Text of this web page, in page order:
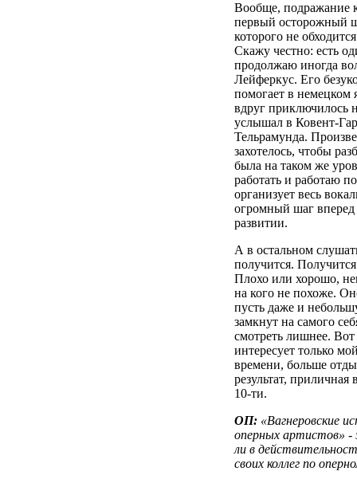
Вообще, подражание
первый осторожный
которого не
Скажу честно: есть
продолжаю иногда
Лейферкус. Его
помогает в немецком
вдруг приключилось
услышал в Ковент-
Тельрамунда.
захотелось, чтобы
была на таком же
работать и работаю
организует весь
огромный шаг
развитии.
А в остальном
получится.
Плохо или хорошо,
на кого не похоже.
пусть даже и
замкнут на самого
смотреть лишнее.
интересует только
времени, больше
результат,
10-ти.
ОП: «Вагнеровские
оперных артистов»
ли в
своих коллег по